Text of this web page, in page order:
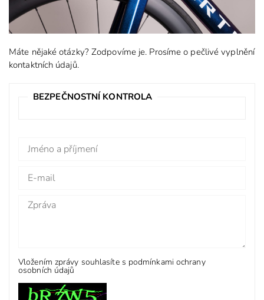
Máte nějaké otázky? Zodpovíme je. Prosíme o pečlivé vyplnění
kontaktních údajů.
BEZPEČNOSTNÍ KONTROLA
Vložením zprávy souhlasíte s podmínkami ochrany
osobních údajů